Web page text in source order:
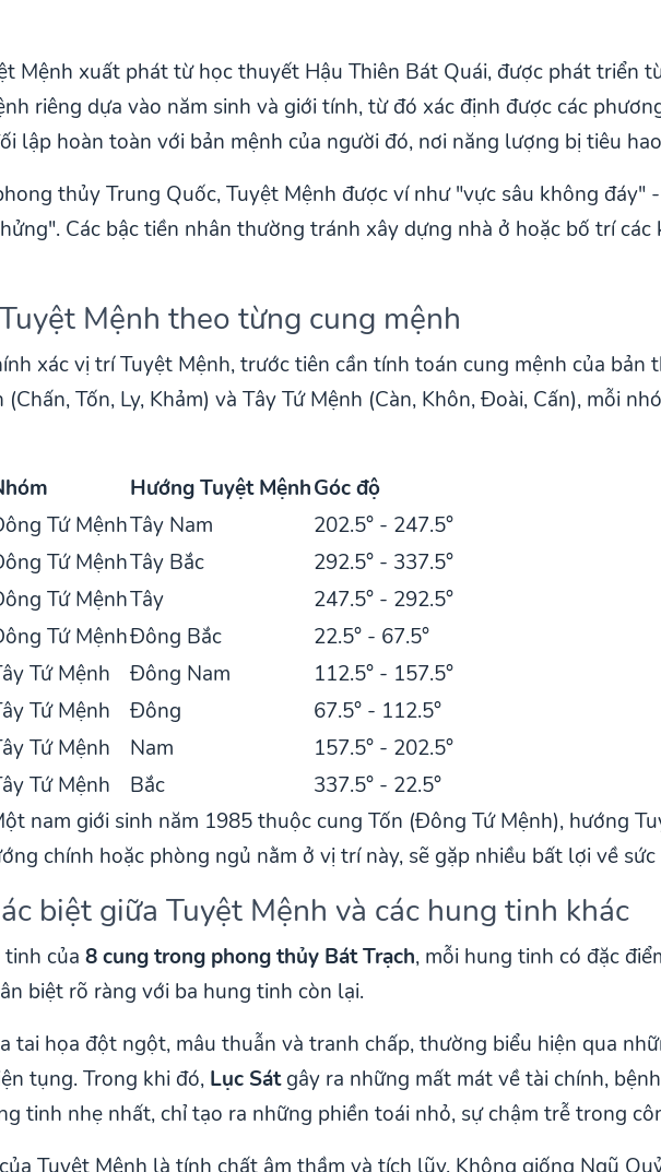
Mệnh xuất phát từ học thuyết Hậu Thiên Bát Quái, được phát triển
riêng dựa vào năm sinh và giới tính, từ đó xác định được các
lập hoàn toàn với bản mệnh của người đó, nơi năng lượng bị tiêu
thủy Trung Quốc, Tuyệt Mệnh được ví như "vực sâu không
Các bậc tiền nhân thường tránh xây dựng nhà ở hoặc bố trí
Mệnh theo từng cung mệnh
xác vị trí Tuyệt Mệnh, trước tiên cần tính toán cung mệnh của bản
Tốn, Ly, Khảm) và Tây Tứ Mệnh (Càn, Khôn, Đoài, Cấn), mỗi
Hướng Tuyệt MệnhGóc độ
Tứ MệnhTây Nam
202.5° - 247.5°
Tứ MệnhTây Bắc
292.5° - 337.5°
Tứ MệnhTây
247.5° - 292.5°
Tứ MệnhĐông Bắc
22.5° - 67.5°
Tứ Mệnh Đông Nam
112.5° - 157.5°
Tứ Mệnh Đông
67.5° - 112.5°
Tứ Mệnh Nam
157.5° - 202.5°
Tứ Mệnh Bắc
337.5° - 22.5°
nam giới sinh năm 1985 thuộc cung Tốn (Đông Tứ Mệnh), hướng
chính hoặc phòng ngủ nằm ở vị trí này, sẽ gặp nhiều bất lợi về
biệt giữa Tuyệt Mệnh và các hung tinh khác
tinh của8 cung trong phong thủy Bát Trạch, mỗi hung tinh có đặc
biệt rõ ràng với ba hung tinh còn lại.
tai họa đột ngột, mâu thuẫn và tranh chấp, thường biểu hiện qua
tụng. Trong khi đó, Lục Sátgây ra những mất mát về tài chính,
tinh nhẹ nhất, chỉ tạo ra những phiền toái nhỏ, sự chậm trễ trong
Tuyệt Mệnh là tính chất âm thầm và tích lũy. Không giống Ngũ